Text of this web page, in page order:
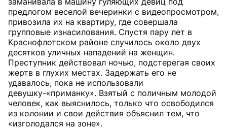
предлогом веселой вечеринки с видеопросмотром,
привозила их на квартиру, где совершала
групповые изнасилования. Спустя пару лет в
Краснофлотском районе случилось около двух
десятков уличных нападений на женщин.
Преступник действовал ночью, подстерегая своих
жертв в глухих местах. Задержать его не
удавалось, пока не использовали
девушку-«приманку». Взятый с поличным молодой
человек, как выяснилось, только что освободился
из колонии и свои действия объяснил тем, что
«изголодался на зоне».